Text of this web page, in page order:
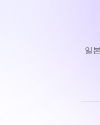
일